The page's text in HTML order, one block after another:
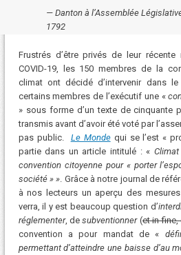
Danton à l’Assemblée
1792
Frustrés d’être privés de leur
COVID-19, les 150 membres de la
climat ont décidé d’intervenir dans
certains membres de l’exécutif une «
» sous forme d’un texte de cinquante
transmis avant d’avoir été voté par
pas public. Le Mondequi se l’est «
partie dans un article intitulé : «
convention citoyenne pour « porter
société » » . Grâce à notre journal de
à nos lecteurs un aperçu des
verra, il y est beaucoup question d’
réglementer, desubventionner(et in fine,
convention a pour mandat de «
permettant d’atteindre une baisse d’au